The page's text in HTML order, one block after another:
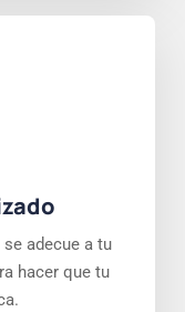
adecue a tu
hacer que tu